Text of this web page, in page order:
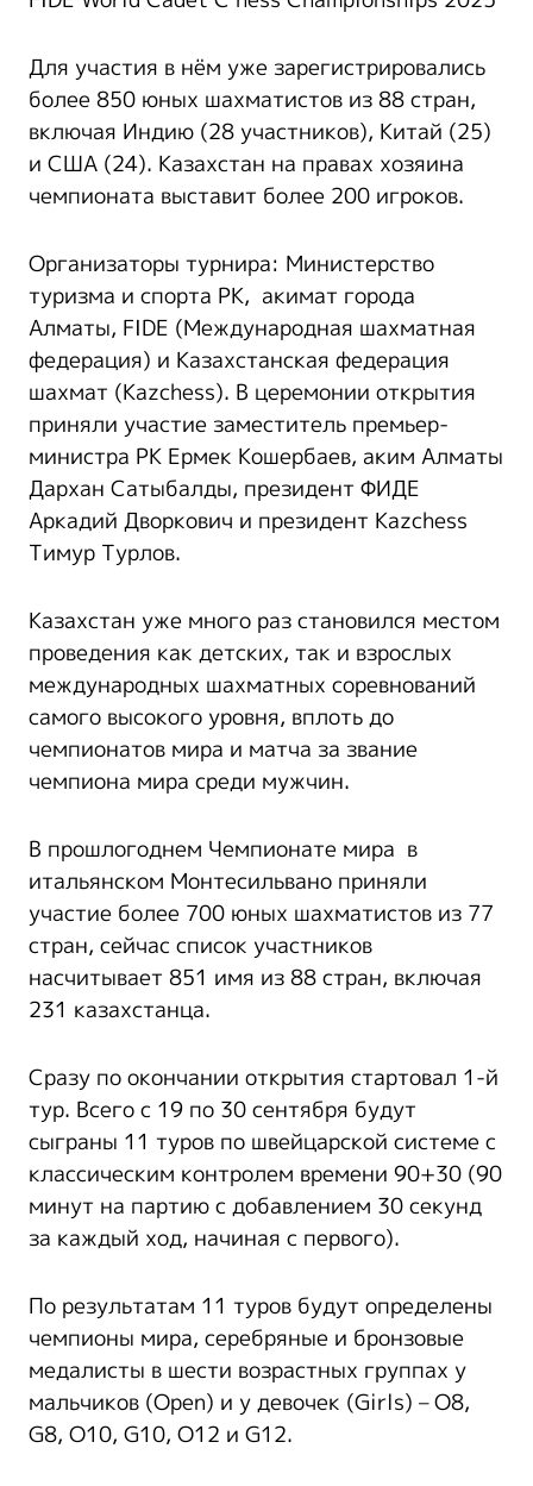
Для участия в нём уже зарегистрировались
более 850 юных шахматистов из 88 стран,
включая Индию (28 участников), Китай (25)
и США (24). Казахстан на правах хозяина
чемпионата выставит более 200 игроков.
Организаторы турнира: Министерство
туризма и спорта РК, акимат города
Алматы, FIDE (Международная шахматная
федерация) и Казахстанская федерация
шахмат (Kazchess). В церемонии открытия
приняли участие заместитель премьер-
министра РК Ермек Кошербаев, аким Алматы
Дархан Сатыбалды, президент ФИДЕ
Аркадий Дворкович и президент Kazсhess
Тимур Турлов.
Казахстан уже много раз становился местом
проведения как детских, так и взрослых
международных шахматных соревнований
самого высокого уровня, вплоть до
чемпионатов мира и матча за звание
чемпиона мира среди мужчин.
В прошлогоднем Чемпионате мира в
итальянском Монтесильвано приняли
участие более 700 юных шахматистов из 77
стран, сейчас список участников
насчитывает 851 имя из 88 стран, включая
231 казахстанца.
Сразу по окончании открытия стартовал 1-й
тур. Всего с 19 по 30 сентября будут
сыграны 11 туров по швейцарской системе с
классическим контролем времени 90+30 (90
минут на партию с добавлением 30 секунд
за каждый ход, начиная с первого).
По результатам 11 туров будут определены
чемпионы мира, серебряные и бронзовые
медалисты в шести возрастных группах у
мальчиков (Open) и у девочек (Girls) – O8,
G8, O10, G10, O12 и G12.